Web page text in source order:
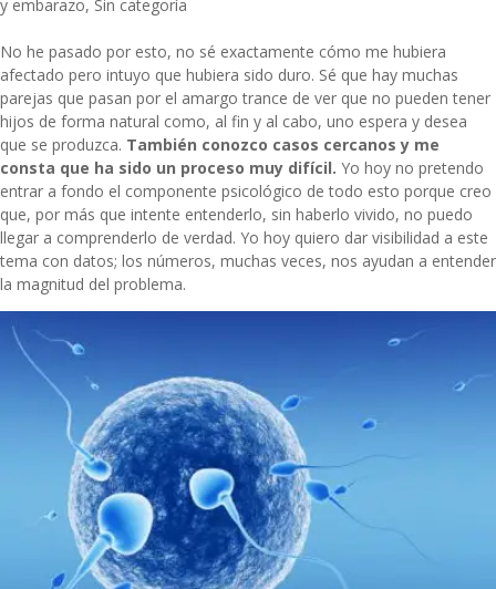
y embarazo, Sin categoría
No he pasado por esto, no sé exactamente cómo me hubiera
afectado pero intuyo que hubiera sido duro. Sé que hay muchas
parejas que pasan por el amargo trance de ver que no pueden tener
hijos de forma natural como, al fin y al cabo, uno espera y desea
que se produzca. También conozco casos cercanos y me
consta que ha sido un proceso muy difícil. Yo hoy no pretendo
entrar a fondo el componente psicológico de todo esto porque creo
que, por más que intente entenderlo, sin haberlo vivido, no puedo
llegar a comprenderlo de verdad. Yo hoy quiero dar visibilidad a este
tema con datos; los números, muchas veces, nos ayudan a entender
la magnitud del problema.